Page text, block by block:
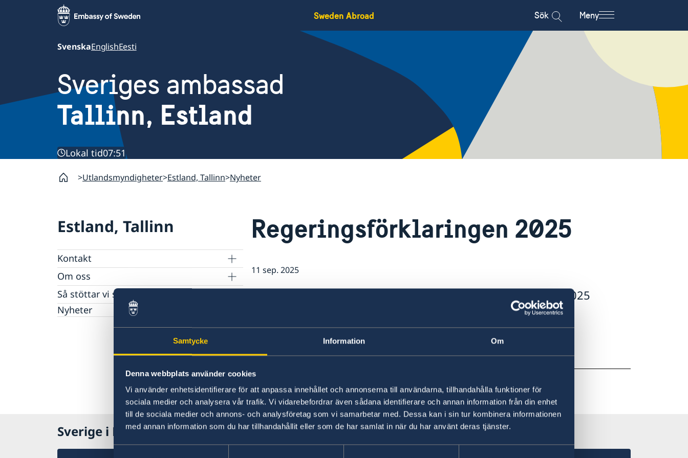
Samtycke Information Om
Denna webbplats använder cookies
Vi använder enhetsidentifierare för att anpassa innehållet och annonserna till användarna, tillhandahålla funktioner för
sociala medier och analysera vår trafik. Vi vidarebefordrar även sådana identifierare och annan information från din enhet
till de sociala medier och annons- och analysföretag som vi samarbetar med. Dessa kan i sin tur kombinera informationen
med annan information som du har tillhandahållit eller som de har samlat in när du har använt deras tjänster.
Samtyckesval
Sweden Abroad Sök Meny
SvenskaEnglishEesti
Sveriges ambassad
Tallinn, Estland
Lokal tid07:51
Utlandsmyndigheter Estland, Tallinn Nyheter
Estland, Tallinn
Kontakt
Sverige i Estland
Om oss
Ambassadör Charlotte Wrangberg
Dataskyddspolicy för utlandsmyndigheterna
Så stöttar vi svenska företag
Vi är en resurs för svenska företag
Team Sweden
Nyheter
Regeringsförklaringen 2025
11 sep. 2025
Statsminister Ulf Kristersson, riksdagen, den 9 september 2025
Vid riksmötets öppnande under tisdagen den 9 september presenterade
Senast uppdaterad 11 sep. 2025, 16.02
Sverige i Estland